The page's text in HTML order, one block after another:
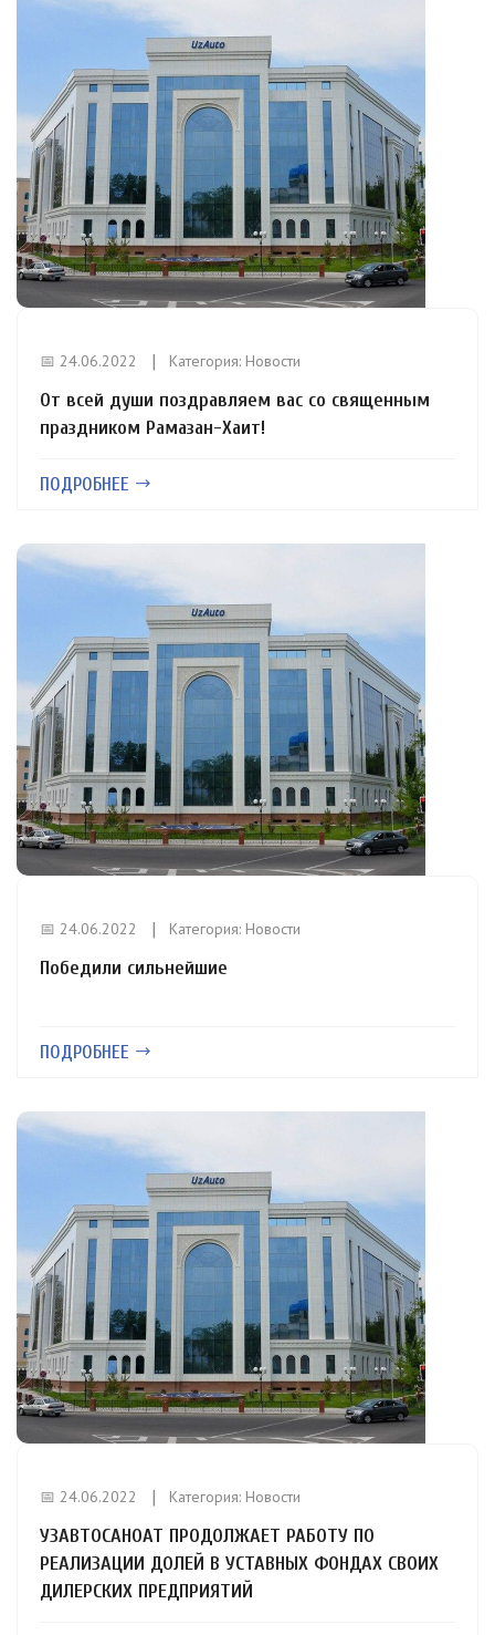
📅 24.06.2022 Категория: Новости
От всей души поздравляем вас со священным
праздником Рамазан-Хаит!
ПОДРОБНЕЕ
📅 24.06.2022 Категория: Новости
Победили сильнейшие
ПОДРОБНЕЕ
📅 24.06.2022 Категория: Новости
УЗАВТОСАНОАТ ПРОДОЛЖАЕТ РАБОТУ ПО
РЕАЛИЗАЦИИ ДОЛЕЙ В УСТАВНЫХ ФОНДАХ СВОИХ
ДИЛЕРСКИХ ПРЕДПРИЯТИЙ